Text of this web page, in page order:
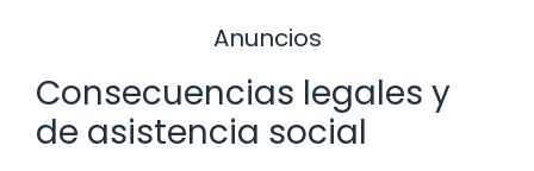
Anuncios
Consecuencias legales y
de asistencia social